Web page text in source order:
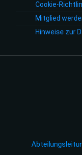
Cookie-
Mitglied
Hinweise zur